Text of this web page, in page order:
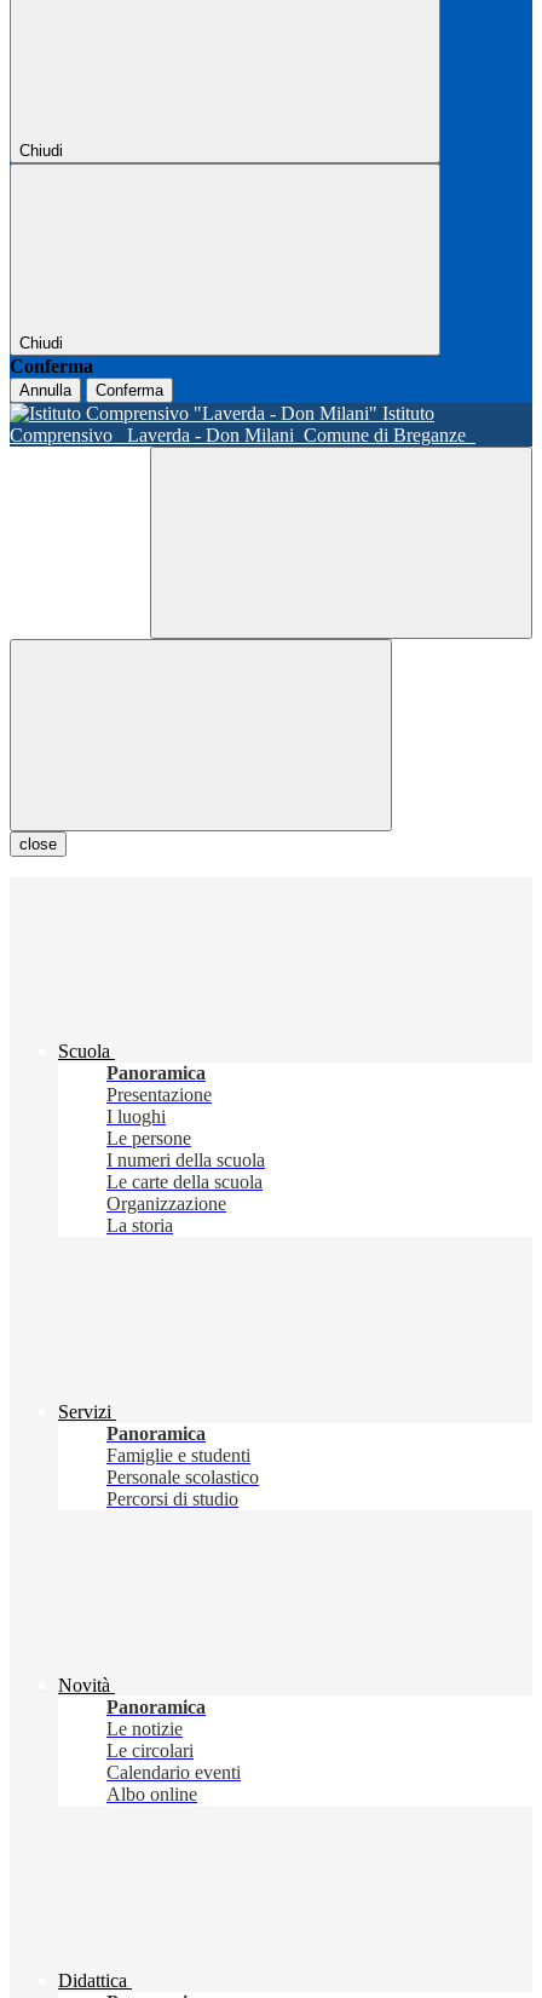
Chiudi
Chiudi
Conferma
Annulla Conferma
Istituto
Comprensivo
Laverda - Don Milani Comune di Breganze
close
Scuola
Panoramica
Presentazione
I luoghi
Le persone
I numeri della scuola
Le carte della scuola
Organizzazione
La storia
Servizi
Panoramica
Famiglie e studenti
Personale scolastico
Percorsi di studio
Novità
Panoramica
Le notizie
Le circolari
Calendario eventi
Albo online
Didattica